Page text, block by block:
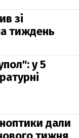
зі
тиждень
у 5
дали